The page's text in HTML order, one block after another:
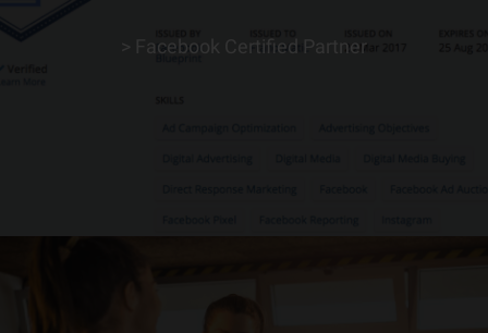
> Facebook Certified Partner
> ERFAHRE MEHR